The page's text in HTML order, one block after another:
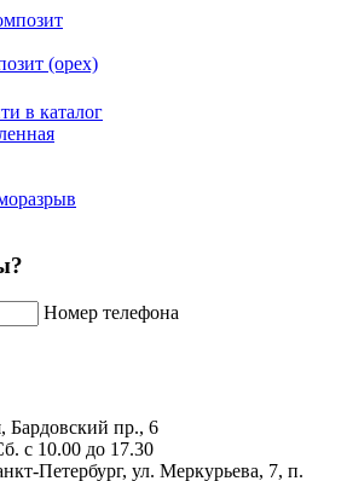
(орех)
Номер телефона
Бардовский пр., 6
с 10.00 до 17.30
Петербург, ул. Меркурьева, 7, п.